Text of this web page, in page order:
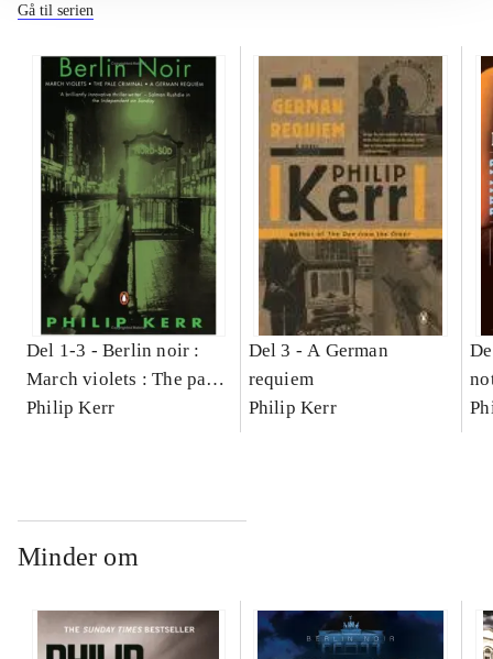
Gå til serien
Del 1-3 - Berlin noir :
March violets : The pale
criminal : A German
Philip Kerr
Del 3 - A German
requiem
Philip Kerr
Minder om